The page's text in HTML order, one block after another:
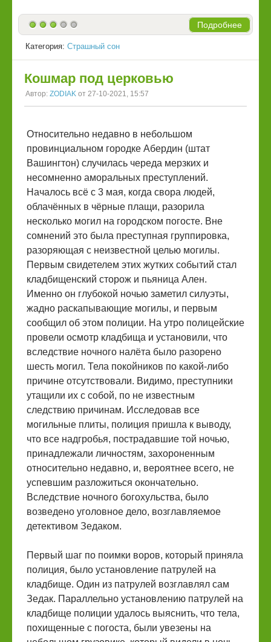
Подробнее
Категория: Страшный сон
Кошмар под церковью
Автор: ZODIAK от 27-10-2021, 15:57
Относительно недавно в небольшом
провинциальном городке Абердин (штат
Вашингтон) случилась череда мерзких и
несомненно аморальных преступлений.
Началось всё с 3 мая, когда свора людей,
облачённых в чёрные плащи, разорила
несколько могил на городском погосте. Вне
сомнений это была преступная группировка,
разоряющая с неизвестной целью могилы.
Первым свидетелем этих жутких событий стал
кладбищенский сторож и пьяница Ален.
Именно он глубокой ночью заметил силуэты,
жадно раскапывающие могилы, и первым
сообщил об этом полиции. На утро полицейские
провели осмотр кладбища и установили, что
вследствие ночного налёта было разорено
шесть могил. Тела покойников по какой-либо
причине отсутствовали. Видимо, преступники
утащили их с собой, по не известным
следствию причинам. Исследовав все
могильные плиты, полиция пришла к выводу,
что все надгробья, пострадавшие той ночью,
принадлежали личностям, захороненным
относительно недавно, и, вероятнее всего, не
успевшим разложиться окончательно.
Вследствие ночного богохульства, было
возведено уголовное дело, возглавляемое
детективом Зедаком.
Первый шаг по поимки воров, который приняла
полиция, было установление патрулей на
кладбище. Один из патрулей возглавлял сам
Зедак. Параллельно установлению патрулей на
кладбище полиции удалось выяснить, что тела,
похищенные с погоста, были увезены на